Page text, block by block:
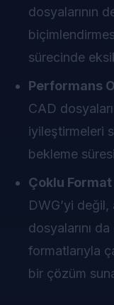
dosyalarının
sürecinde
Performans
CAD
iyileştirmeleri
bekleme
Çoklu
DWG’yi
dosyalarını
formatlarıyla
bir çözüm